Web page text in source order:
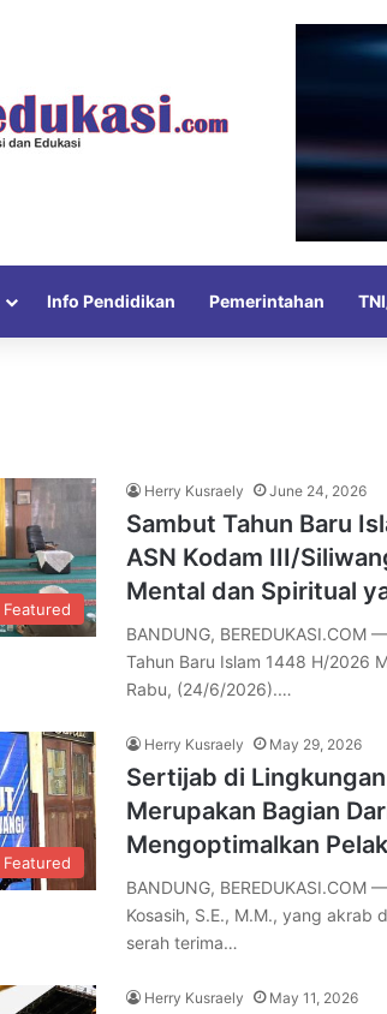
Info Pendidikan Pemerintahan
Featured
Herry Kusraely June 24, 2026
Sambut Tahun Baru
ASN Kodam III/
Mental dan Spiritual
BANDUNG,
Tahun Baru Islam 1448 H/2026
Rabu, (24/6/2026).…
Featured
Herry Kusraely May 29, 2026
Sertijab di
Merupakan Bagian
Mengoptimalkan
BANDUNG, BEREDUKASI.COM
Kosasih, S.E., M.M., yang akrab
serah terima…
Herry Kusraely May 11, 2026